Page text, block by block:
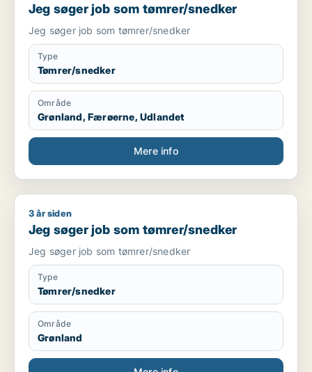
Jeg søger job som tømrer/snedker
Jeg søger job som tømrer/snedker
Type
Tømrer/snedker
Område
Grønland, Færøerne, Udlandet
Mere info
Jeg søger job som tømrer/snedker
3 år siden
Jeg søger job som tømrer/snedker
Jeg søger job som tømrer/snedker
Type
Tømrer/snedker
Område
Grønland